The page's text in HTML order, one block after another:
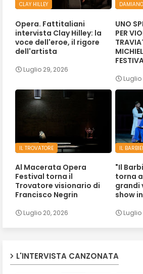
CLAY HILLEY
Opera. Fattitaliani
intervista Clay Hilley: la
voce dell'eroe, il rigore
dell'artista
Luglio 29, 2026
UNO
PER
Luglio
IL TROVATORE
Al Macerata Opera
Festival torna il
Trovatore visionario di
Francisco Negrin
Luglio 20, 2026
IL
"Il
torna
grandi
show
Luglio
L'INTERVISTA CANZONATA